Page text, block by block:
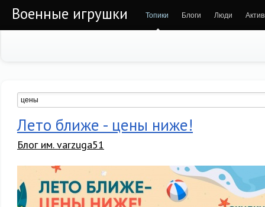
Военные игрушки Топики Блоги Люди
Лето ближе - цены ниже!
Блог им. varzuga51